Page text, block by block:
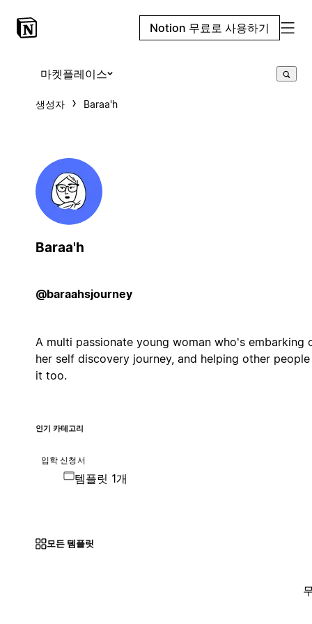
Notion 무료로 사용하기
마켓플레이스
생성자 Baraa'h
Baraa'h
@baraahsjourney
A multi passionate young woman who's embarking
her self discovery journey, and helping other
it too.
인기 카테고리
입학 신청서
템플릿 1개
모든 템플릿